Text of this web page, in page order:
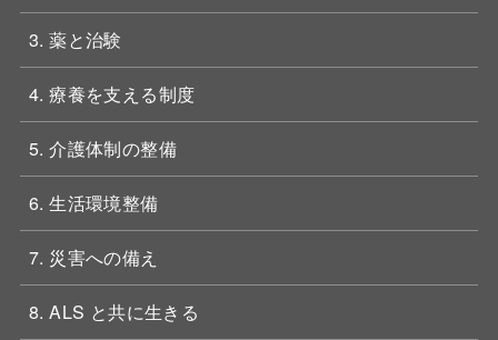
3. 薬と治験
4. 療養を支える制度
5. 介護体制の整備
6. 生活環境整備
7. 災害への備え
8. ALS と共に生きる